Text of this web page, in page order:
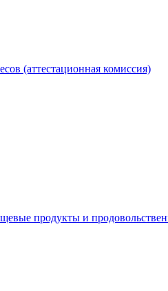
(аттестационная комиссия)
продукты и